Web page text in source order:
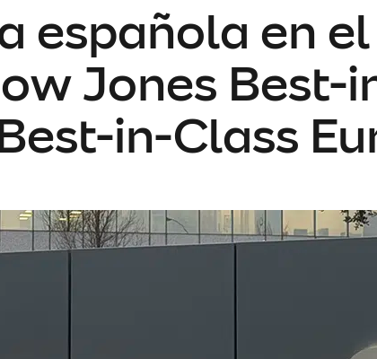
española en el
Jones Best-
in-Class